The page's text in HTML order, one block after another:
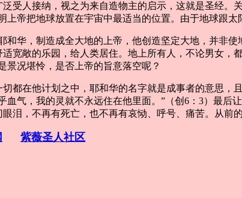
受人接纳，视之为来自造物主的启示，这就是圣经。
帝把地球放置在宇宙中最适当的位置。由于地球跟太
华，制造成全大地的上帝，他创造坚定大地，并非
宽敞的乐园，给人类居住。地上所有人，不论男女，
景况堪怜，是否上帝的旨意落空呢？
都在他计划之中，耶和华的名字就是成事者的意思，
气，我的灵就不永远住在他里面。”（创6：3）最后
泪，不再有死亡，也不再有哀恸、呼号、痛苦。从前